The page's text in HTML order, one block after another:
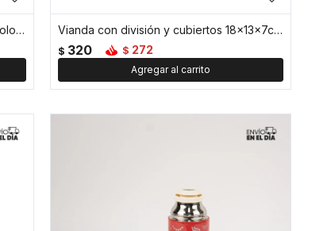
Taza facetada de vidrio con asa de color - 350ml - Rojo Vianda con división y cubiertos 18x13x7cm Papas Fritas - Rojo
$ 320 $ 272